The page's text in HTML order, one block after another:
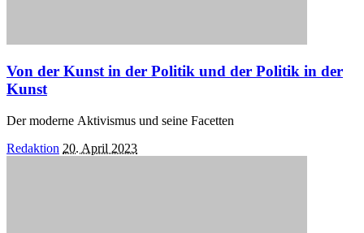
Von der Kunst in der Politik und der Politik in der
Kunst
Der moderne Aktivismus und seine Facetten
Posted
Redaktion 20. April 2023